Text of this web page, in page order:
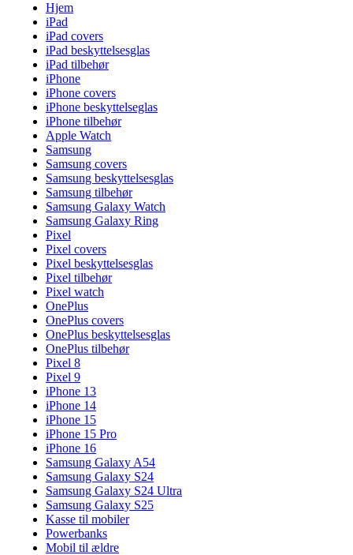
Hjem
iPad
iPad covers
iPad beskyttelsesglas
iPad tilbehør
iPhone
iPhone covers
iPhone beskyttelseglas
iPhone tilbehør
Apple Watch
Samsung
Samsung covers
Samsung beskyttelsesglas
Samsung tilbehør
Samsung Galaxy Watch
Samsung Galaxy Ring
Pixel
Pixel covers
Pixel beskyttelsesglas
Pixel tilbehør
Pixel watch
OnePlus
OnePlus covers
OnePlus beskyttelsesglas
OnePlus tilbehør
Pixel 8
Pixel 9
iPhone 13
iPhone 14
iPhone 15
iPhone 15 Pro
iPhone 16
Samsung Galaxy A54
Samsung Galaxy S24
Samsung Galaxy S24 Ultra
Samsung Galaxy S25
Kasse til mobiler
Powerbanks
Mobil til ældre